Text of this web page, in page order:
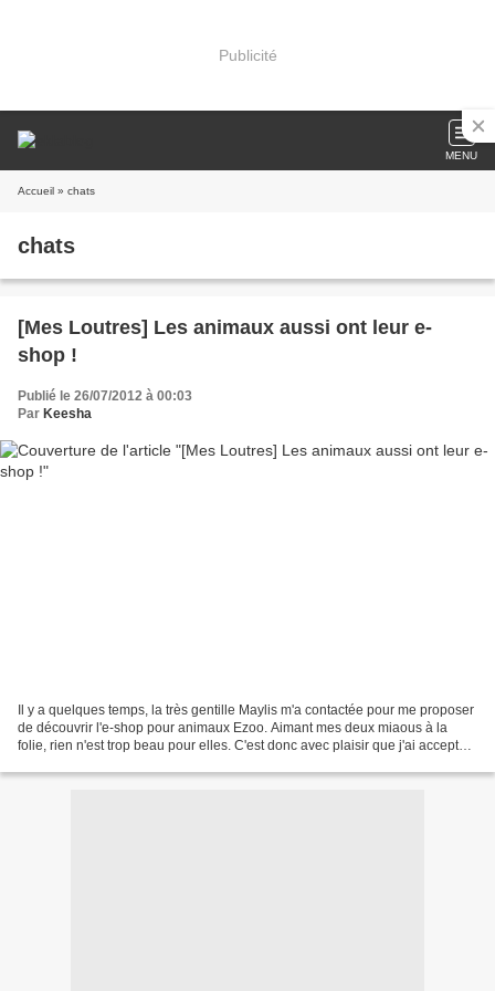
Publicité
MENU
Accueil » chats
chats
[Mes Loutres] Les animaux aussi ont leur e-
shop !
Publié le 26/07/2012 à 00:03
Par Keesha
Il y a quelques temps, la très gentille Maylis m'a contactée pour me proposer
de découvrir l'e-shop pour animaux Ezoo. Aimant mes deux miaous à la
folie, rien n'est trop beau pour elles. C'est donc avec plaisir que j'ai accepté